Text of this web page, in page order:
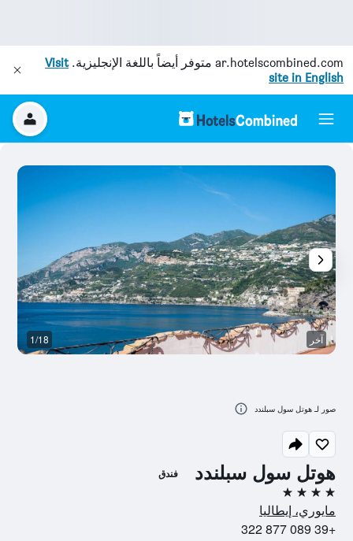
ar.hotelscombined.com متوفر أيضاً باللغة الإنجليزية.Visit
site in English
هوتل سول سبلندد فندق
4 نجوم
مايوري، إيطاليا
+39 089 877 322
آخر 1/18
صور لـ هوتل سول سبلندد